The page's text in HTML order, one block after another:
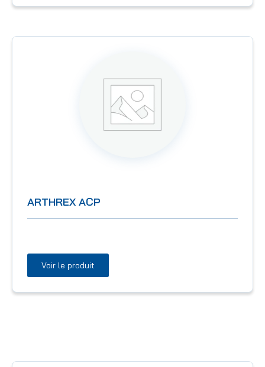
ARTHREX ACP
Voir le produit